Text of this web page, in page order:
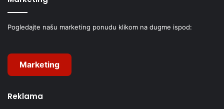
Pogledajte našu marketing ponudu klikom na dugme ispod:
Marketing
Reklama